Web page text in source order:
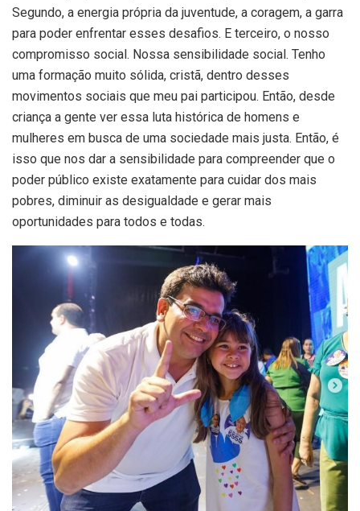
Segundo, a energia própria da juventude, a coragem, a garra
para poder enfrentar esses desafios. E terceiro, o nosso
compromisso social. Nossa sensibilidade social. Tenho
uma formação muito sólida, cristã, dentro desses
movimentos sociais que meu pai participou. Então, desde
criança a gente ver essa luta histórica de homens e
mulheres em busca de uma sociedade mais justa. Então, é
isso que nos dar a sensibilidade para compreender que o
poder público existe exatamente para cuidar dos mais
pobres, diminuir as desigualdade e gerar mais
oportunidades para todos e todas.